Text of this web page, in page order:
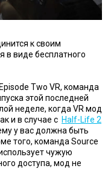
к своим
в виде бесплатного
Two VR, команда
этой последней
неделе, когда VR мод
и в случае с Half-Life 2
у вас должна быть
того, команда Source
чужую
доступа, мод не